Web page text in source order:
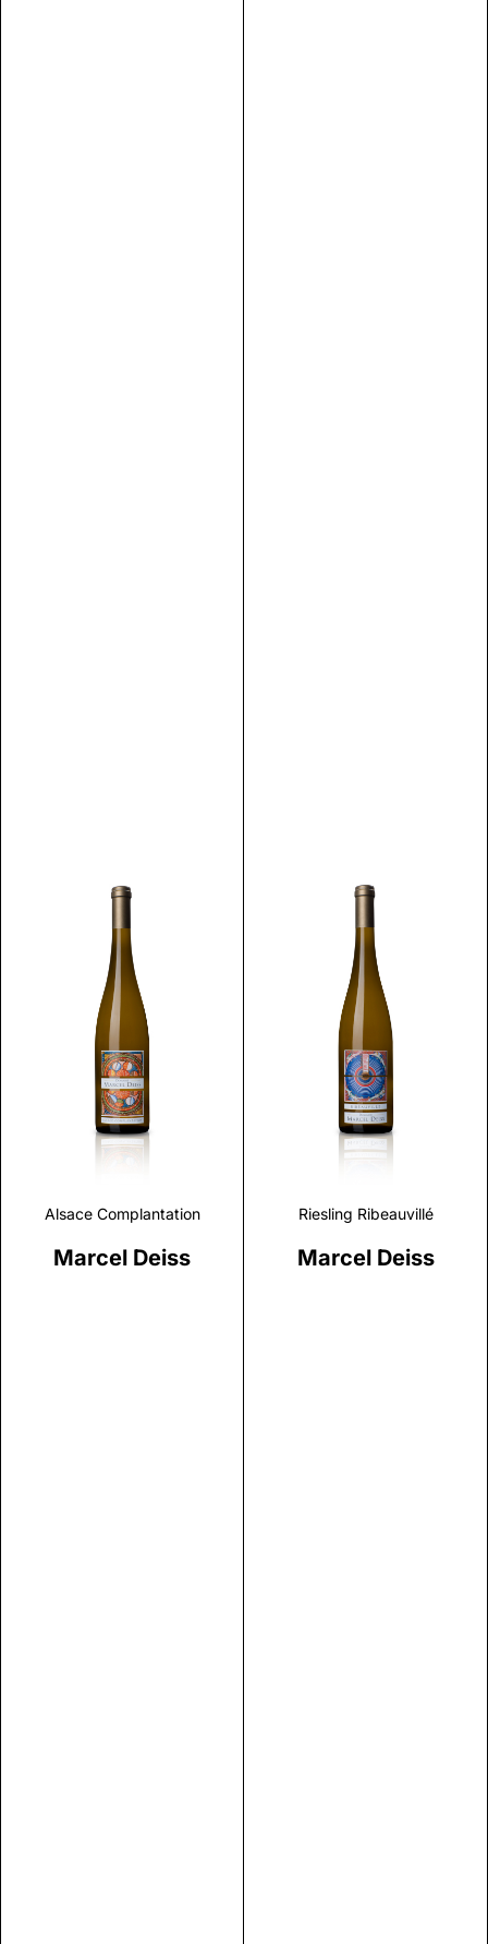
Alsace Complantation
Marcel Deiss
Discover
Riesling Ribeauvillé
Marcel Deiss
Discover